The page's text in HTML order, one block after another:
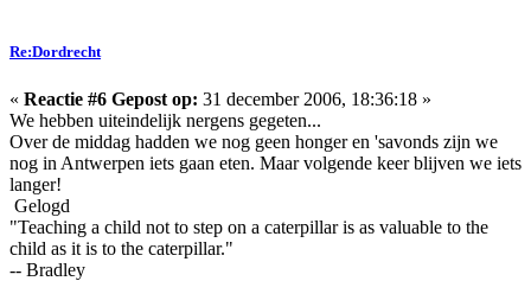
Re:Dordrecht
« Reactie #6 Gepost op: 31 december 2006, 18:36:18 »
We hebben uiteindelijk nergens gegeten...
Over de middag hadden we nog geen honger en 'savonds zijn we
nog in Antwerpen iets gaan eten. Maar volgende keer blijven we iets
langer!
Gelogd
"Teaching a child not to step on a caterpillar is as valuable to the
child as it is to the caterpillar."
-- Bradley